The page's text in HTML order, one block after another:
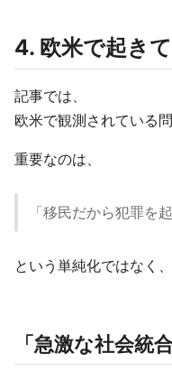
4. 欧米で起き
記事では、
欧米で観測されている
重要なのは、
「移民だから犯罪を
という単純化ではなく、
「急激な社会統